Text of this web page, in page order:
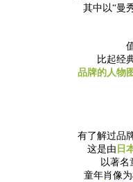
其中以“曼
比起经
品牌的人物
有了解过品
这是由 日
以著名
童年肖像